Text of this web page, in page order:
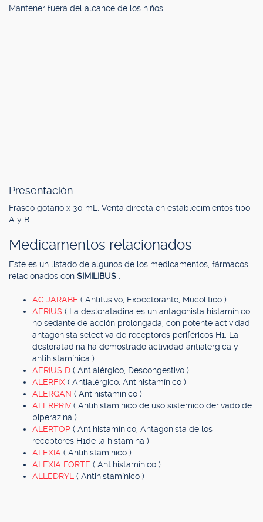
Mantener fuera del alcance de los niños.
Presentación.
Frasco gotario x 30 mL. Venta directa en establecimientos tipo
A y B.
Medicamentos relacionados
Este es un listado de algunos de los medicamentos, fármacos
relacionados con SIMILIBUS
AC JARABE ( Antitusivo, Expectorante, Mucolítico )
AERIUS ( La desloratadina es un antagonista histamínico
no sedante de acción prolongada, con potente actividad
antagonista selectiva de receptores periféricos H1, La
desloratadina ha demostrado actividad antialérgica y
antihistamínica )
AERIUS D ( Antialérgico, Descongestivo )
ALERFIX ( Antialérgico, Antihistamínico )
ALERGAN ( Antihistamínico )
ALERPRIV( Antihistamínico de uso sistémico derivado de
piperazina )
ALERTOP ( Antihistamínico, Antagonista de los
receptores H1de la histamina )
ALEXIA ( Antihistamínico )
ALEXIA FORTE ( Antihistamínico )
ALLEDRYL ( Antihistamínico )